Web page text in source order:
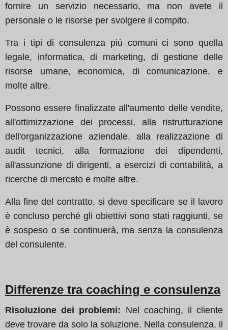
fornire un servizio necessario, ma non avete il
personale o le risorse per svolgere il compito.
Tra i tipi di consulenza più comuni ci sono quella
legale, informatica, di marketing, di gestione delle
risorse umane, economica, di comunicazione, e
molte altre.
Possono essere finalizzate all'aumento delle vendite,
all'ottimizzazione dei processi, alla ristrutturazione
dell'organizzazione aziendale, alla realizzazione di
audit tecnici, alla formazione dei dipendenti,
all'assunzione di dirigenti, a esercizi di contabilità, a
ricerche di mercato e molte altre.
Alla fine del contratto, si deve specificare se il lavoro
è concluso perché gli obiettivi sono stati raggiunti, se
è sospeso o se continuerà, ma senza la consulenza
del consulente.
Differenze tra coaching e consulenza
Risoluzione dei problemi: Nel coaching, il cliente
deve trovare da solo la soluzione. Nella consulenza, il